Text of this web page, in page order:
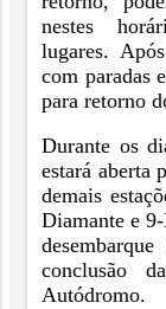
nestes
lugares.
com paradas
para retorno
Durante os
estará aberta
demais
Diamante e
conclusão
Autódromo.